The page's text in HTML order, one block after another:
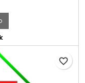
favorite_border